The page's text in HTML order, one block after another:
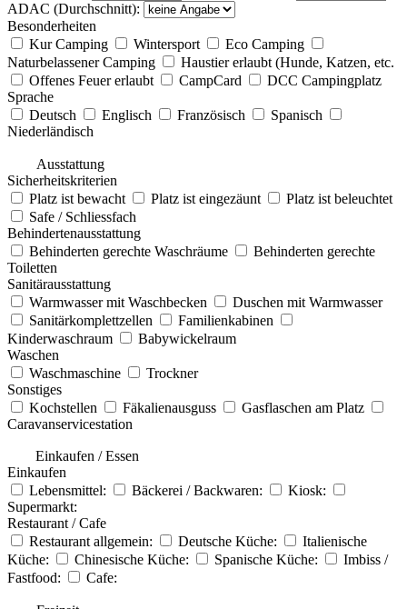
ADAC (Durchschnitt):
Besonderheiten
Kur Camping
Wintersport
Eco Camping
Naturbelassener Camping
Haustier erlaubt (Hunde, Katzen, etc.
Offenes Feuer erlaubt
CampCard
DCC Campingplatz
Sprache
Deutsch
Englisch Französisch
Spanisch
Niederländisch
Ausstattung
Sicherheitskriterien
Platz ist bewacht
Platz ist eingezäunt
Platz ist beleuchtet
Safe / Schliessfach
Behindertenausstattung
Behinderten gerechte Waschräume
Behinderten gerechte
Toiletten
Sanitärausstattung
Warmwasser mit Waschbecken
Duschen mit Warmwasser
Sanitärkomplettzellen
Familienkabinen
Kinderwaschraum
Babywickelraum
Waschen
Waschmaschine
Trockner
Sonstiges
Kochstellen
Fäkalienausguss
Gasflaschen am Platz
Caravanservicestation
Einkaufen / Essen
Einkaufen
Lebensmittel:
Bäckerei / Backwaren:
Kiosk:
Supermarkt:
Restaurant / Cafe
Restaurant allgemein:
Deutsche Küche:
Italienische
Küche:
Chinesische Küche: Spanische Küche:
Imbiss /
Fastfood:
Cafe: